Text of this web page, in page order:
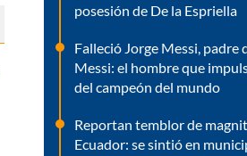
posesión de De la Espriella
Falleció Jorge Messi, padre
Messi: el hombre que
del campeón del mundo
Reportan temblor de
Ecuador: se sintió en